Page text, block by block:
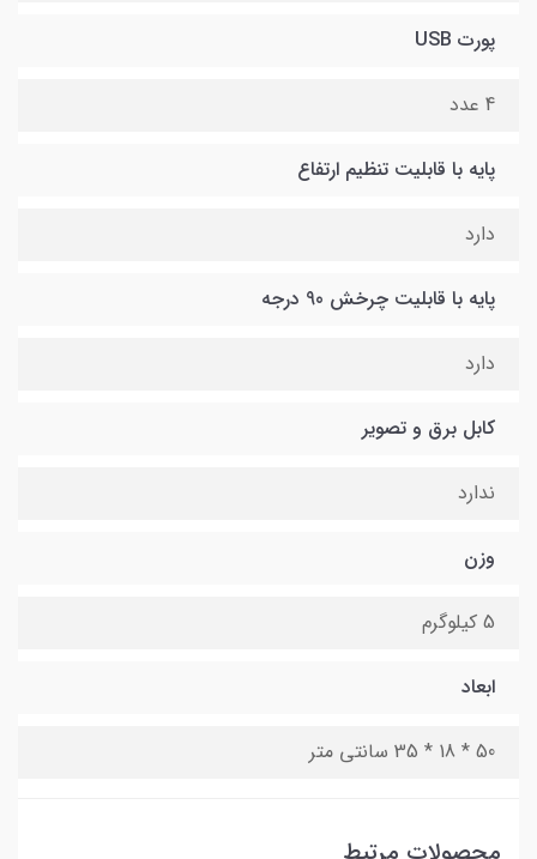
پورت USB
4 عدد
پایه با قابلیت تنظیم ارتفاع
دارد
پایه با قابلیت چرخش 90 درجه
دارد
کابل برق و تصویر
ندارد
وزن
5 کیلوگرم
ابعاد
50 * 18 * 35 سانتی متر